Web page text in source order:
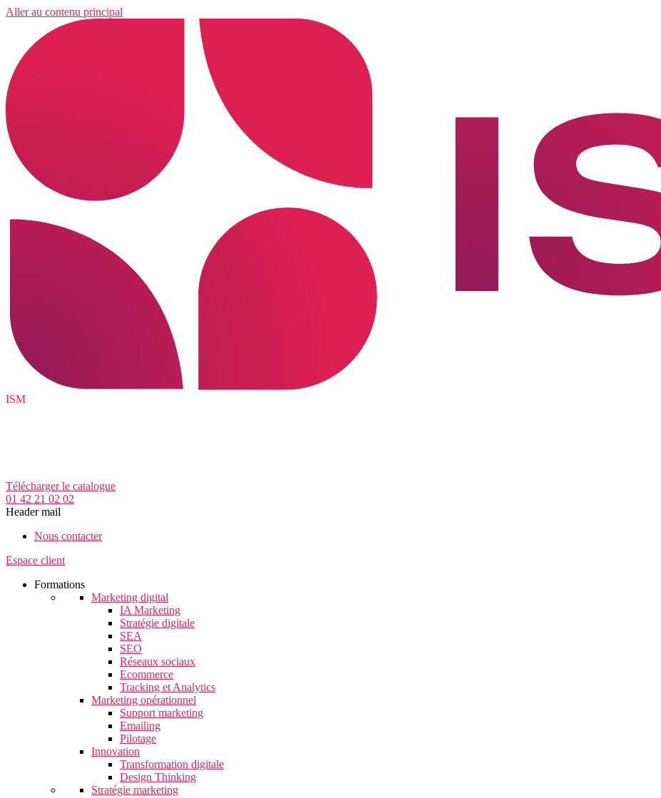
Aller au contenu principal
ISM
Télécharger le catalogue
01 42 21 02 02
Header mail
Nous contacter
Espace client
Formations
Marketing digital
IA Marketing
Stratégie digitale
SEA
SEO
Réseaux sociaux
Ecommerce
Tracking et Analytics
Marketing opérationnel
Support marketing
Emailing
Pilotage
Innovation
Transformation digitale
Design Thinking
Stratégie marketing